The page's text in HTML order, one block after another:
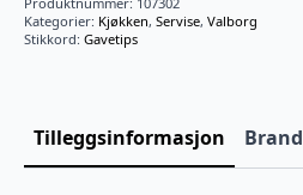
Kategorier: Kjøkken, Servise, Valborg
Stikkord: Gavetips
Tilleggsinformasjon Brand